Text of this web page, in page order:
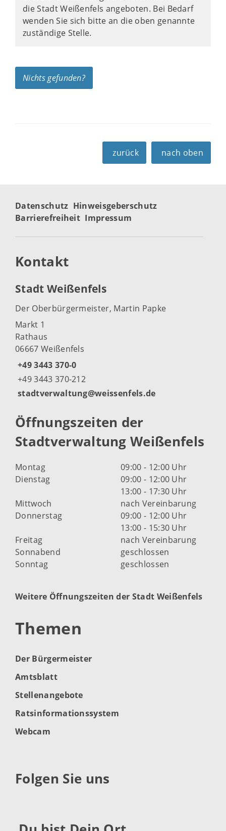
die Stadt Weißenfels angeboten. Bei Bedarf
wenden Sie sich bitte an die oben genannte
zuständige Stelle.
Nichts gefunden?
zurück nach oben
Datenschutz Hinweisgeberschutz
Barrierefreiheit Impressum
Kontakt
Stadt Weißenfels
Der Oberbürgermeister, Martin Papke
Markt 1
Rathaus
06667 Weißenfels
+49 3443 370-0
+49 3443 370-212
stadtverwaltung@weissenfels.de
Öffnungszeiten der
Stadtverwaltung Weißenfels
Montag
09:00 - 12:00 Uhr
Dienstag
09:00 - 12:00 Uhr
13:00 - 17:30 Uhr
Mittwoch
nach Vereinbarung
Donnerstag
09:00 - 12:00 Uhr
13:00 - 15:30 Uhr
Freitag
nach Vereinbarung
Sonnabend
geschlossen
Sonntag
geschlossen
Weitere Öffnungszeiten der Stadt Weißenfels
Themen
Der Bürgermeister
Amtsblatt
Stellenangebote
Ratsinformationssystem
Webcam
Folgen Sie uns